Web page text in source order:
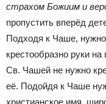
страхом Божиим и
пропустить вперёд
Подходя к Чаше,
крестообразно руки
Св. Чашей не нужно
её. Подойдя к Чаше
христианское имя,